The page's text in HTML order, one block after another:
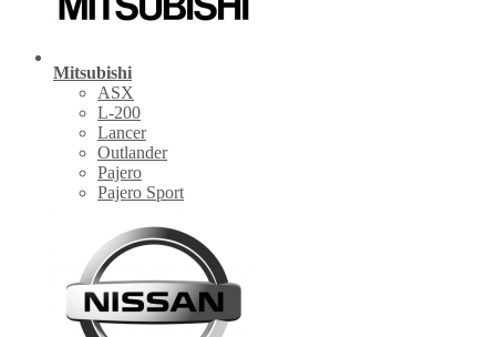
Mitsubishi
ASX
L-200
Lancer
Outlander
Pajero
Pajero Sport